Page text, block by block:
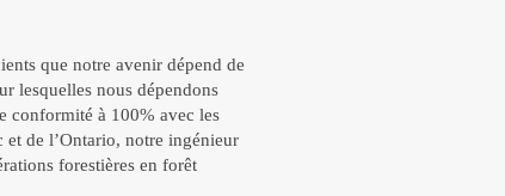
que notre avenir dépend de
lesquelles nous dépendons
conformité à 100% avec les
et de l’Ontario, notre ingénieur
forestières en forêt